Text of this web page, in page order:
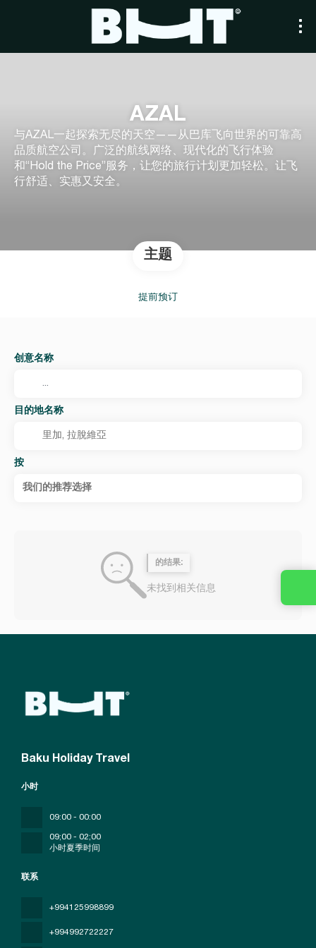
AZAL
与AZAL一起探索无尽的天空——从巴库飞向世界的可靠高
品质航空公司。广泛的航线网络、现代化的飞行体验
和“Hold the Price”服务，让您的旅行计划更加轻松。让飞
行舒适、实惠又安全。
主题
提前预订
创意名称
目的地名称
按
我们的推荐选择
的结果:
未找到相关信息
Baku Holiday Travel
联系
+994125998899
+994992722227
小时
09:00 - 00:00
09;00 - 02;00
小时夏季时间